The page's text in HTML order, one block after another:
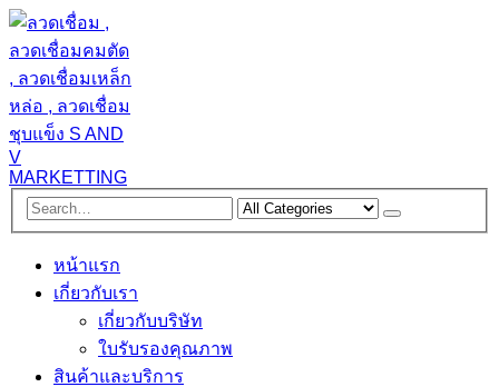
หน้าแรก
เกี่ยวกับเรา
เกี่ยวกับบริษัท
ใบรับรองคุณภาพ
สินค้าและบริการ